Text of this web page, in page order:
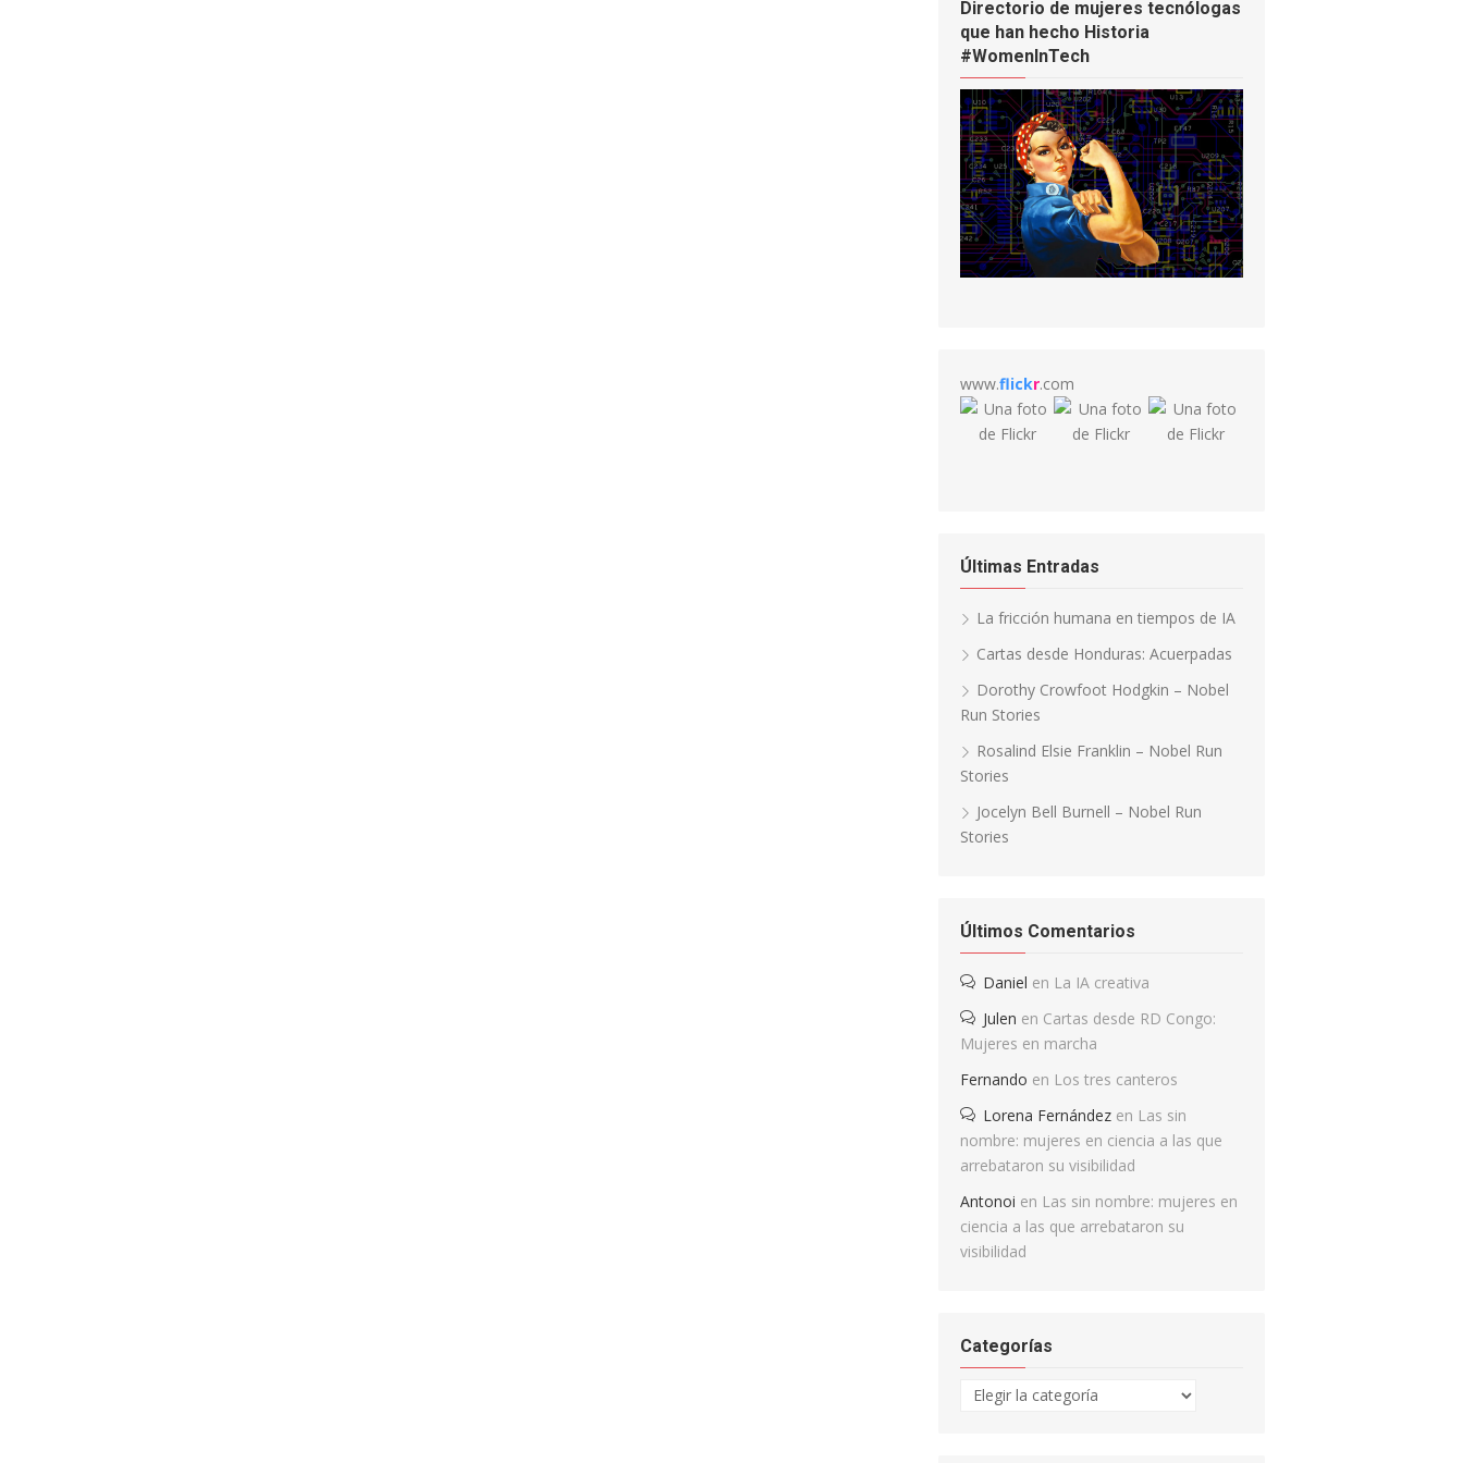
Directorio de mujeres tecnólogas
que han hecho Historia
#WomenInTech
www.flickr.com
Últimas Entradas
La fricción humana en tiempos de IA
Cartas desde Honduras: Acuerpadas
Dorothy Crowfoot Hodgkin – Nobel
Run Stories
Rosalind Elsie Franklin – Nobel Run
Stories
Jocelyn Bell Burnell – Nobel Run
Stories
Últimos Comentarios
Daniel en La IA creativa
Julen en Cartas desde RD Congo:
Mujeres en marcha
Fernando en Los tres canteros
Lorena Fernández en Las sin
nombre: mujeres en ciencia a las que
arrebataron su visibilidad
Antonoi en Las sin nombre: mujeres en
ciencia a las que arrebataron su
visibilidad
Categorías
Categorías